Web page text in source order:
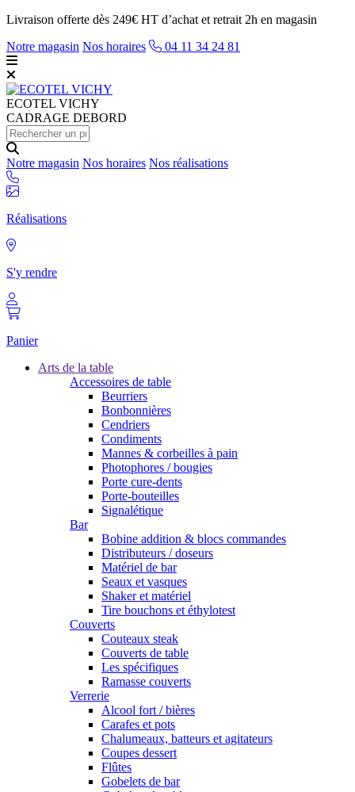
Livraison offerte dès 249€ HT d’achat et retrait 2h en magasin
Notre magasin Nos horaires 04 11 34 24 81
ECOTEL VICHY
CADRAGE DEBORD
Notre magasin Nos horaires Nos réalisations
Réalisations
S'y rendre
Panier
Arts de la table
Accessoires de table
Beurriers
Bonbonnières
Cendriers
Condiments
Mannes & corbeilles à pain
Photophores / bougies
Porte cure-dents
Porte-bouteilles
Signalétique
Bar
Bobine addition & blocs commandes
Distributeurs / doseurs
Matériel de bar
Seaux et vasques
Shaker et matériel
Tire bouchons et éthylotest
Couverts
Couteaux steak
Couverts de table
Les spécifiques
Ramasse couverts
Verrerie
Alcool fort / bières
Carafes et pots
Chalumeaux, batteurs et agitateurs
Coupes dessert
Flûtes
Gobelets de bar